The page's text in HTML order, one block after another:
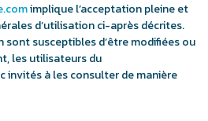
implique l’acceptation pleine et
d’utilisation ci-après décrites.
sont susceptibles d’être modifiées ou
les utilisateurs du
invités à les consulter de manière